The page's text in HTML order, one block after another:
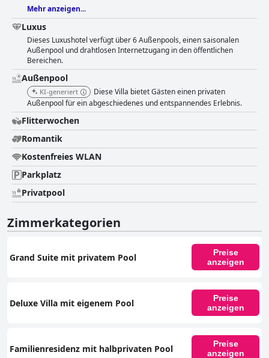
Mehr anzeigen...
Luxus
Dieses Luxushotel verfügt über 6 Außenpools, einen saisonalen
Außenpool und drahtlosen Internetzugang in den öffentlichen
Bereichen.
Außenpool
KI-generiert
Diese Villa bietet Gästen einen privaten
Außenpool für ein abgeschiedenes und entspannendes Erlebnis.
Flitterwochen
Romantik
Kostenfreies WLAN
Parkplatz
Privatpool
Zimmerkategorien
Grand Suite mit privatem Pool
Preise
anzeigen
Deluxe Villa mit eigenem Pool
Preise
anzeigen
Familienresidenz mit halbprivaten Pool
Preise
anzeigen